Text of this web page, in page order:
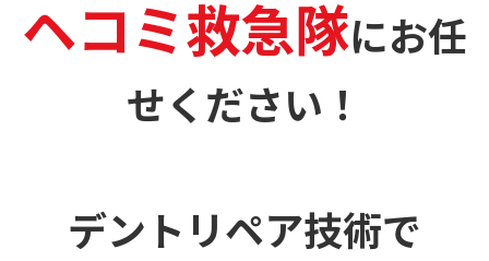
ヘコミ救急隊にお任
せください！
デントリペア技術で